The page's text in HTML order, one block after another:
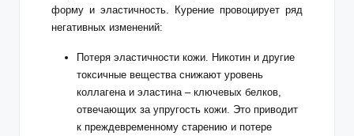
форму и эластичность. Курение провоцирует ряд
негативных изменений:
Потеря эластичности кожи. Никотин и другие
токсичные вещества снижают уровень
коллагена и эластина – ключевых белков,
отвечающих за упругость кожи. Это приводит
к преждевременному старению и потере